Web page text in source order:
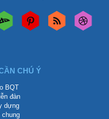
CHÚ Ý
BQT
đàn
dựng
chung